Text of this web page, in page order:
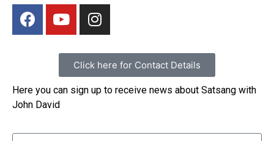
Click here for Contact Details
Here you can sign up to receive news about Satsang with
John David